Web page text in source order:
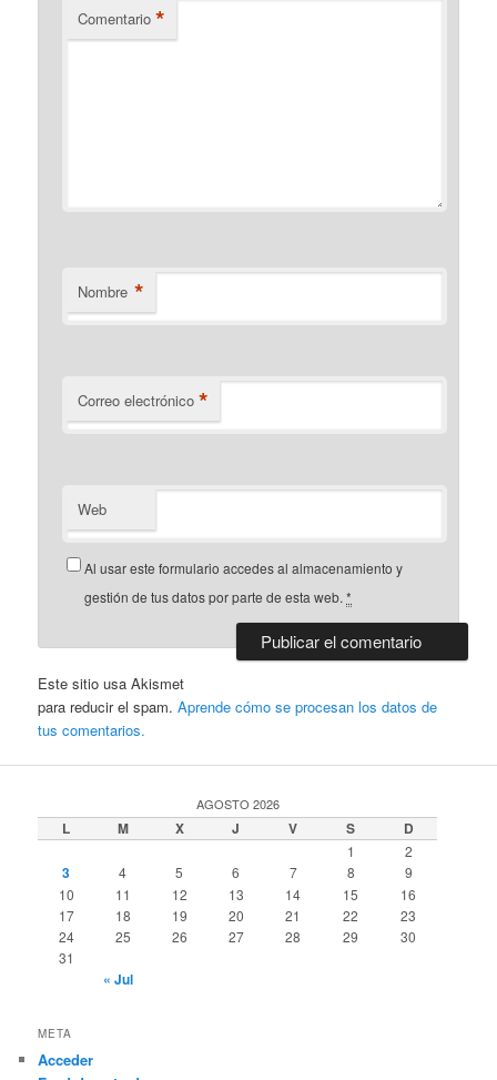
Comentario *
Nombre *
Correo electrónico *
Web
Al usar este formulario accedes al almacenamiento y
gestión de tus datos por parte de esta web.*
Este sitio usa Akismet
para reducir el spam.Aprende cómo se procesan los datos de
tus comentarios.
AGOSTO 2026
L M X J V S D
1 2
3 4 5 6 7 8
9
10
11 12 13 14 15
16
17
18 19 20 21 22
23
24
25 26 27 28 29
30
31
« Jul
META
Acceder